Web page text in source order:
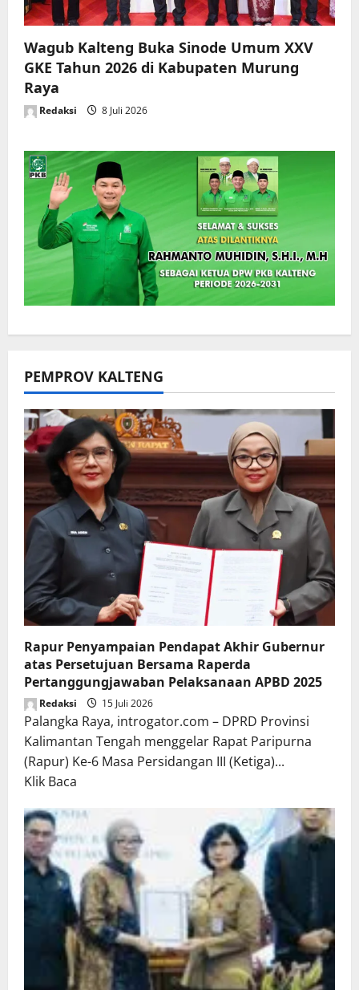
Wagub Kalteng Buka Sinode Umum XXV
GKE Tahun 2026 di Kabupaten Murung
Raya
Redaksi 8 Juli 2026
PEMPROV KALTENG
Rapur Penyampaian Pendapat Akhir Gubernur
atas Persetujuan Bersama Raperda
Pertanggungjawaban Pelaksanaan APBD 2025
Redaksi 15 Juli 2026
Palangka Raya, introgator.com – DPRD Provinsi
Kalimantan Tengah menggelar Rapat Paripurna
(Rapur) Ke-6 Masa Persidangan III (Ketiga)...
Klik Baca
about
Rapur
Penyampaian
Pendapat
Akhir
Gubernur
atas
Persetujuan
Bersama